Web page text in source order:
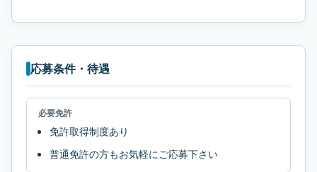
応募条件・待遇
必要免許
免許取得制度あり
普通免許の方もお気軽にご応募下さい